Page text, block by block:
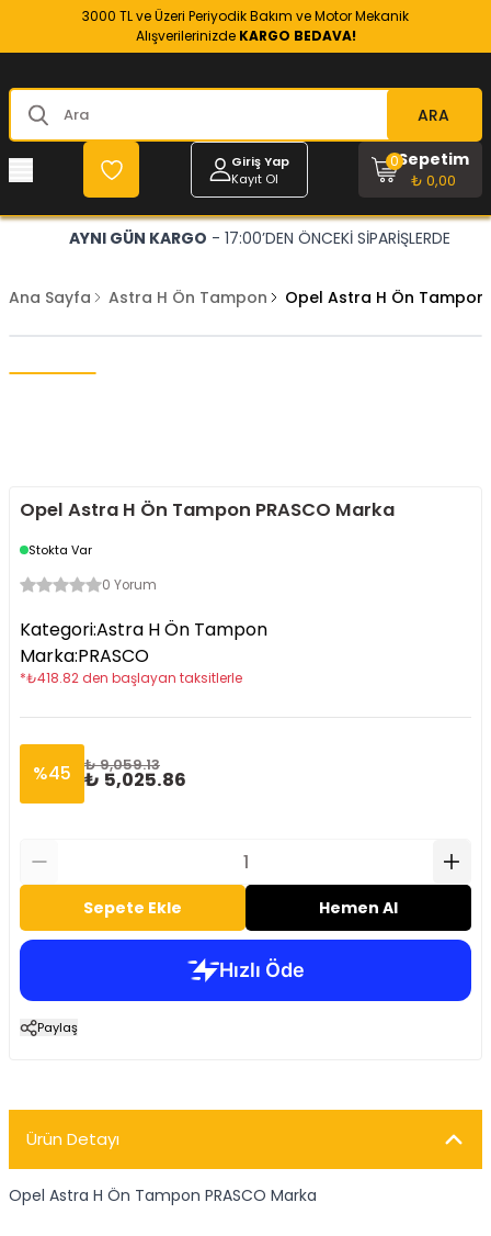
3000 TL ve Üzeri Periyodik Bakım ve Motor Mekanik
Alışverilerinizde KARGO BEDAVA!
ARA
Giriş Yap
Kayıt Ol
Sepetim
₺ 0,00
0
AYNI GÜN KARGO - 17:00’DEN ÖNCEKİ SİPARİŞLERDE
Ana Sayfa Astra H Ön Tampon Opel Astra H Ön Tampon
Opel Astra H Ön Tampon PRASCO Marka
Stokta Var
0 Yorum
Kategori:Astra H Ön Tampon
Marka:PRASCO
*₺418.82 den başlayan taksitlerle
%45 ₺ 9,059.13
₺ 5,025.86
Sepete Ekle Hemen Al
Paylaş
Ürün Detayı
Opel Astra H Ön Tampon PRASCO Marka